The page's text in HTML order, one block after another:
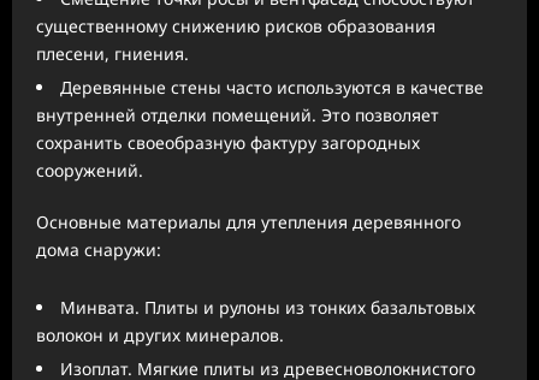
существенному снижению рисков образования
плесени, гниения.
Деревянные стены часто используются в качестве
внутренней отделки помещений. Это позволяет
сохранить своеобразную фактуру загородных
сооружений.
Основные материалы для утепления деревянного
дома снаружи:
Минвата. Плиты и рулоны из тонких базальтовых
волокон и других минералов.
Изоплат. Мягкие плиты из древесноволокнистого